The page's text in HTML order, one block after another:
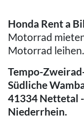
Honda Rent a
Motorrad
Motorrad leihen.
Tempo-
Südliche
41334 Nettetal
Niederrhein.